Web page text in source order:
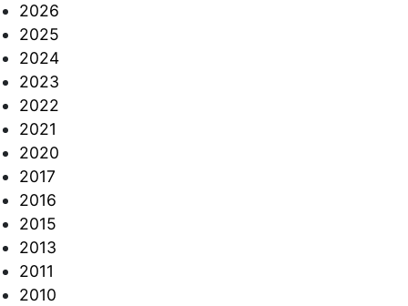
2026
2025
2024
2023
2022
2021
2020
2017
2016
2015
2013
2011
2010